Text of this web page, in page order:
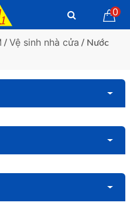
0
/ Vệ sinh nhà cửa / Nước